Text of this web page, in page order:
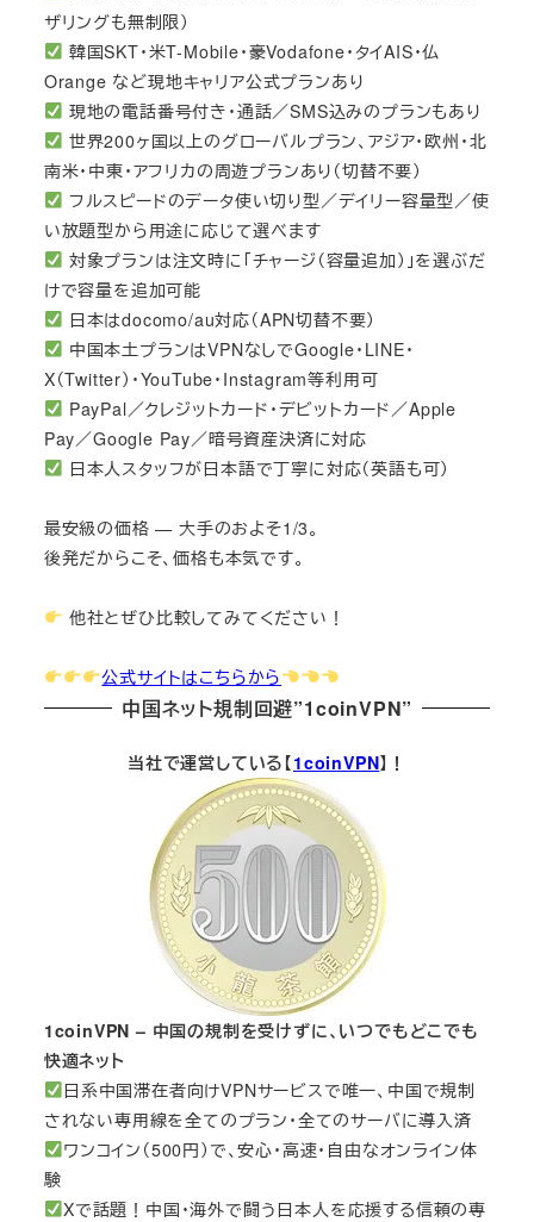
ザリングも無制限）
韓国SKT・米T-Mobile・豪Vodafone・タイAIS・仏
Orange など現地キャリア公式プランあり
現地の電話番号付き・通話／SMS込みのプランもあり
世界200ヶ国以上のグローバルプラン、アジア・欧州・北
南米・中東・アフリカの周遊プランあり（切替不要）
フルスピードのデータ使い切り型／デイリー容量型／使
い放題型から用途に応じて選べます
対象プランは注文時に「チャージ（容量追加）」を選ぶだ
けで容量を追加可能
日本はdocomo/au対応（APN切替不要）
中国本土プランはVPNなしでGoogle・LINE・
X（Twitter）・YouTube・Instagram等利用可
PayPal／クレジットカード・デビットカード／Apple
Pay／Google Pay／暗号資産決済に対応
日本人スタッフが日本語で丁寧に対応（英語も可）
最安級の価格 — 大手のおよそ1/3。
後発だからこそ、価格も本気です。
他社とぜひ比較してみてください！
公式サイトはこちらから
中国ネット規制回避”1coinVPN”
当社で運営している【1coinVPN】！
1coinVPN – 中国の規制を受けずに、いつでもどこでも
快適ネット
日系中国滞在者向けVPNサービスで唯一、中国で規制
されない専用線を全てのプラン・全てのサーバに導入済
ワンコイン（500円）で、安心・高速・自由なオンライン体
験
Xで話題！中国・海外で闘う日本人を応援する信頼の専